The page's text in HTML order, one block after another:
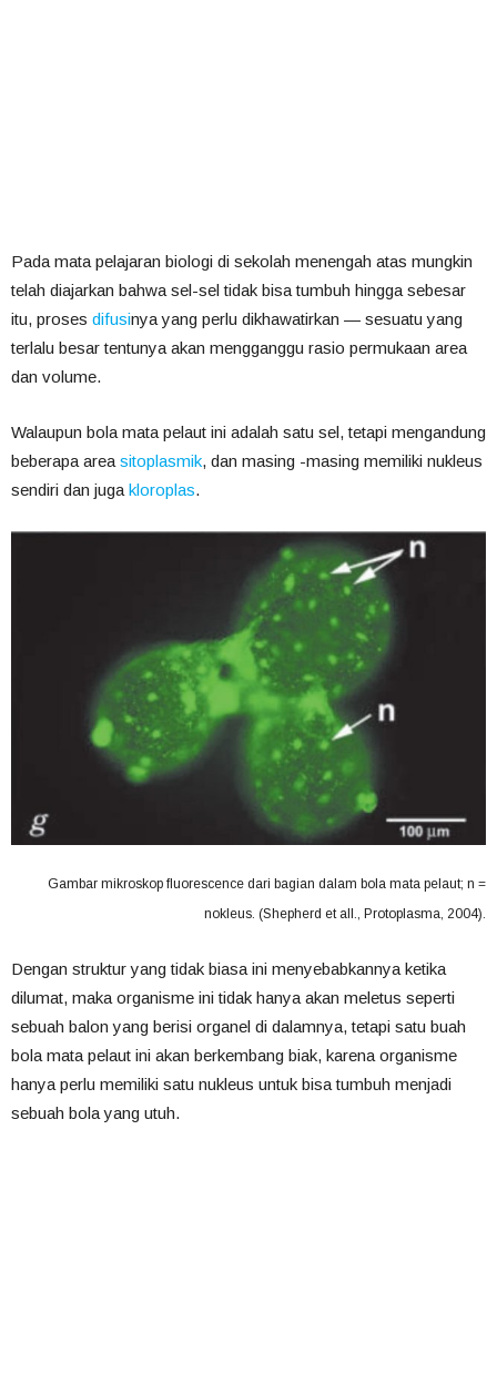
Pada mata pelajaran biologi di sekolah menengah atas mungkin
telah diajarkan bahwa sel-sel tidak bisa tumbuh hingga sebesar
itu, proses difusinya yang perlu dikhawatirkan — sesuatu yang
terlalu besar tentunya akan mengganggu rasio permukaan area
dan volume.
Walaupun bola mata pelaut ini adalah satu sel, tetapi mengandung
beberapa area sitoplasmik, dan masing -masing memiliki nukleus
sendiri dan juga kloroplas.
Gambar mikroskop fluorescence dari bagian dalam bola mata pelaut; n =
nokleus. (Shepherd et all., Protoplasma, 2004).
Dengan struktur yang tidak biasa ini menyebabkannya ketika
dilumat, maka organisme ini tidak hanya akan meletus seperti
sebuah balon yang berisi organel di dalamnya, tetapi satu buah
bola mata pelaut ini akan berkembang biak, karena organisme
hanya perlu memiliki satu nukleus untuk bisa tumbuh menjadi
sebuah bola yang utuh.